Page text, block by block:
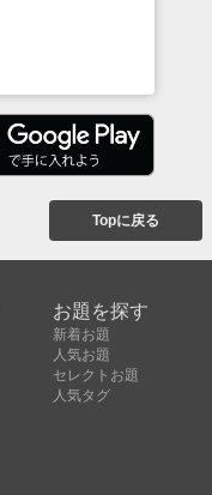
Topに戻る
お題を探す
新着お題
人気お題
セレクトお題
人気タグ